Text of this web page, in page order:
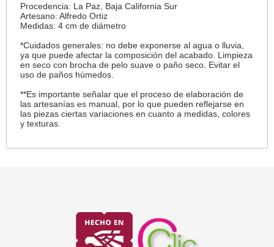
Procedencia: La Paz, Baja California Sur
Artesano: Alfredo Ortiz
Medidas: 4 cm de diámetro
*Cuidados generales: no debe exponerse al agua o lluvia,
ya que puede afectar la composición del acabado. Limpieza
en seco con brocha de pelo suave o paño seco. Evitar el
uso de paños húmedos.
**Es importante señalar que el proceso de elaboración de
las artesanías es manual, por lo que pueden reflejarse en
las piezas ciertas variaciones en cuanto a medidas, colores
y texturas.